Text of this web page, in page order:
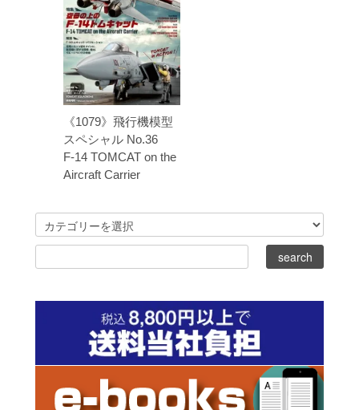
《1079》飛行機模型
スペシャル No.36
F-14 TOMCAT on the
Aircraft Carrier